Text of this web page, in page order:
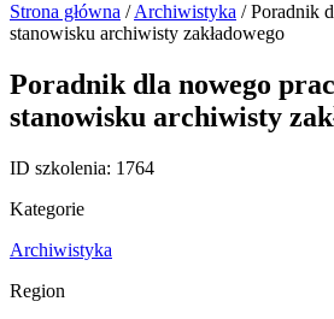
Strona główna /Archiwistyka /Poradnik
stanowisku archiwisty zakładowego
Poradnik dla nowego
stanowisku archiwisty
ID szkolenia: 1764
Kategorie
Archiwistyka
Region